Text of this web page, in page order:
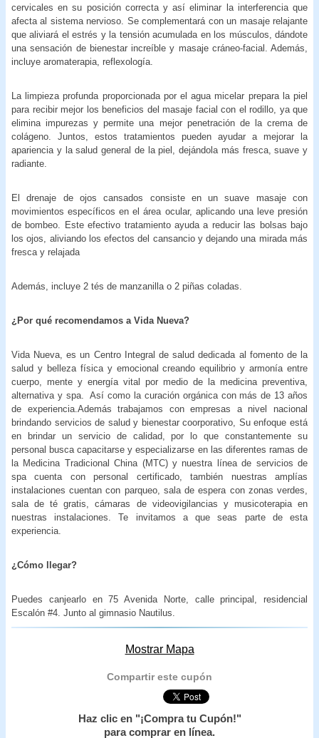
cervicales en su posición correcta y así eliminar la interferencia que
afecta al sistema nervioso. Se complementará con un masaje relajante
que aliviará el estrés y la tensión acumulada en los músculos, dándote
una sensación de bienestar increíble y masaje cráneo-facial. Además,
incluye aromaterapia, reflexología.
La limpieza profunda proporcionada por el agua micelar prepara la piel
para recibir mejor los beneficios del masaje facial con el rodillo, ya que
elimina impurezas y permite una mejor penetración de la crema de
colágeno. Juntos, estos tratamientos pueden ayudar a mejorar la
apariencia y la salud general de la piel, dejándola más fresca, suave y
radiante.
El drenaje de ojos cansados consiste en un suave masaje con
movimientos específicos en el área ocular, aplicando una leve presión
de bombeo. Este efectivo tratamiento ayuda a reducir las bolsas bajo
los ojos, aliviando los efectos del cansancio y dejando una mirada más
fresca y relajada
Además, incluye 2 tés de manzanilla o 2 piñas coladas.
¿Por qué recomendamos a Vida Nueva?
Vida Nueva, es un Centro Integral de salud dedicada al fomento de la
salud y belleza física y emocional creando equilibrio y armonía entre
cuerpo, mente y energía vital por medio de la medicina preventiva,
alternativa y spa. Así como la curación orgánica con más de 13 años
de experiencia.Además trabajamos con empresas a nivel nacional
brindando servicios de salud y bienestar coorporativo, Su enfoque está
en brindar un servicio de calidad, por lo que constantemente su
personal busca capacitarse y especializarse en las diferentes ramas de
la Medicina Tradicional China (MTC) y nuestra línea de servicios de
spa cuenta con personal certificado, también nuestras amplías
instalaciones cuentan con parqueo, sala de espera con zonas verdes,
sala de té gratis, cámaras de videovigilancias y musicoterapia en
nuestras instalaciones. Te invitamos a que seas parte de esta
experiencia.
¿Cómo llegar?
Puedes canjearlo en 75 Avenida Norte, calle principal, residencial
Escalón #4. Junto al gimnasio Nautilus.
Mostrar Mapa
Compartir este cupón
Haz clic en "¡Compra tu Cupón!"
para comprar en línea.